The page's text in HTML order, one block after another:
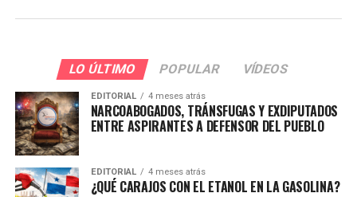
LO ÚLTIMO POPULAR VÍDEOS
EDITORIAL 4 meses atrás
NARCOABOGADOS, TRÁNSFUGAS Y EXDIPUTADOS
ENTRE ASPIRANTES A DEFENSOR DEL PUEBLO
EDITORIAL 4 meses atrás
¿QUÉ CARAJOS CON EL ETANOL EN LA GASOLINA?